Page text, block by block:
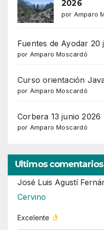
2026
por Amparo
Fuentes de Ayodar 20
por Amparo Moscardó
Curso orientación
por Amparo Moscardó
Corbera 13 junio 2026
por Amparo Moscardó
Ultimos comentarios
José Luis Agustí
Cervino
Excelente